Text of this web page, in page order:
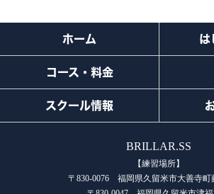
ホーム は
コース・料金
スクール情報
BRILLAR.SS
【練習場所】
〒830-0076 福岡県久留米市大善寺町